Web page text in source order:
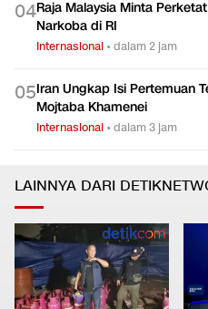
04Raja Malaysia Minta
Narkoba di RI
Internasional •dalam 2 jam
05Iran Ungkap Isi Pertemuan
Mojtaba Khamenei
Internasional •dalam 3 jam
LAINNYA DARI